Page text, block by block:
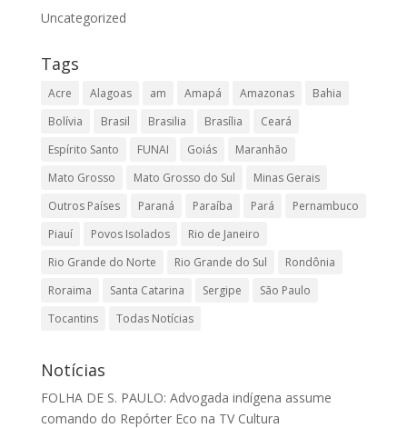
Uncategorized
Tags
Acre Alagoas am Amapá Amazonas
Bahia
Bolívia
Brasil Brasilia Brasília
Ceará
Espírito Santo
FUNAI Goiás
Maranhão
Mato Grosso
Mato Grosso do Sul
Minas Gerais
Outros Países
Paraná Paraíba Pará
Pernambuco
Piauí
Povos Isolados
Rio de Janeiro
Rio Grande do Norte
Rio Grande do Sul
Rondônia
Roraima
Santa Catarina Sergipe
São Paulo
Tocantins
Todas Notícias
Notícias
FOLHA DE S. PAULO: Advogada indígena assume
comando do Repórter Eco na TV Cultura